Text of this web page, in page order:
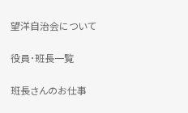
望洋自治会について
役員･班長一覧
班長さんのお仕事